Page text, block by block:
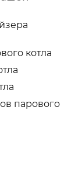
котла
парового